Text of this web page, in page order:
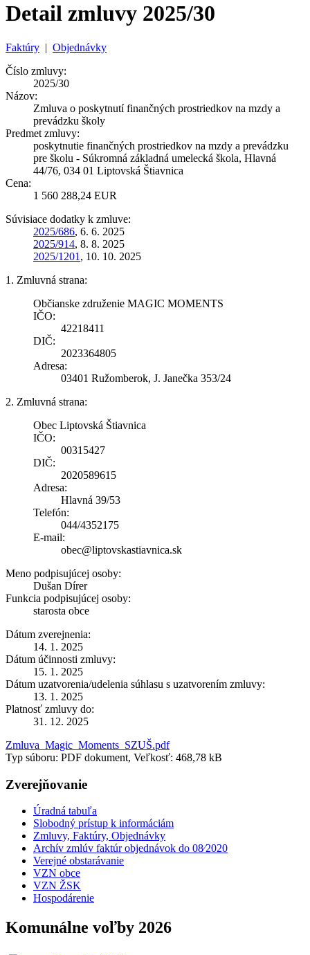
Detail zmluvy 2025/30
Faktúry | Objednávky
Číslo zmluvy:
2025/30
Názov:
Zmluva o poskytnutí finančných prostriedkov na mzdy a
prevádzku školy
Predmet zmluvy:
poskytnutie finančných prostriedkov na mzdy a prevádzku
pre školu - Súkromná základná umelecká škola, Hlavná
44/76, 034 01 Liptovská Štiavnica
Cena:
1 560 288,24 EUR
Súvisiace dodatky k zmluve:
2025/686, 6. 6. 2025
2025/914, 8. 8. 2025
2025/1201 , 10. 10. 2025
1. Zmluvná strana:
Občianske združenie MAGIC MOMENTS
IČO:
42218411
DIČ:
2023364805
Adresa:
03401 Ružomberok, J. Janečka 353/24
2. Zmluvná strana:
Obec Liptovská Štiavnica
IČO:
00315427
DIČ:
2020589615
Adresa:
Hlavná 39/53
Telefón:
044/4352175
E-mail:
obec@liptovskastiavnica.sk
Meno podpisujúcej osoby:
Dušan Dírer
Funkcia podpisujúcej osoby:
starosta obce
Dátum zverejnenia:
14. 1. 2025
Dátum účinnosti zmluvy:
15. 1. 2025
Dátum uzatvorenia/udelenia súhlasu s uzatvorením zmluvy:
13. 1. 2025
Platnosť zmluvy do:
31. 12. 2025
Zmluva_Magic_Moments_SZUŠ.pdf
Typ súboru: PDF dokument, Veľkosť: 468,78 kB
Zverejňovanie
Úradná tabuľa
Slobodný prístup k informáciám
Zmluvy, Faktúry, Objednávky
Archív zmlúv faktúr objednávok do 08⁄2020
Verejné obstarávanie
VZN obce
VZN ŽSK
Hospodárenie
Komunálne voľby 2026